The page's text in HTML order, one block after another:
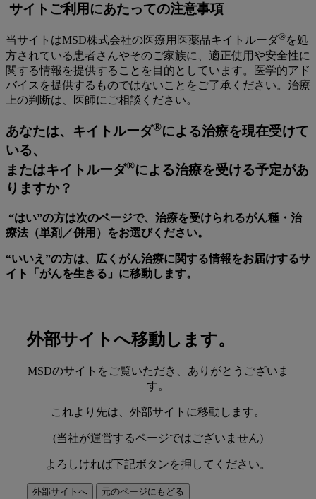
サイトご利用にあたっての注意事項
当サイトはMSD株式会社の医療用医薬品キイトルーダ®を処
方されている患者さんやそのご家族に、適正使用や安全性に
関する情報を提供することを目的としています。医学的アド
バイスを提供するものではないことをご了承ください。治療
上の判断は、医師にご相談ください。
あなたは、キイトルーダ®による治療を現在受けて
いる、
またはキイトルーダ®による治療を受ける予定があ
りますか？
“はい”の方は次のページで、治療を受けられるがん種・治
療法（単剤／併用）をお選びください。
“いいえ”の方は、広くがん治療に関する情報をお届けするサ
イト「がんを生きる」に移動します。
外部サイトへ移動します。
MSDのサイトをご覧いただき、ありがとうございま
す。
これより先は、外部サイトに移動します。
(当社が運営するページではございません)
よろしければ下記ボタンを押してください。
外部サイトへ 元のページにもどる